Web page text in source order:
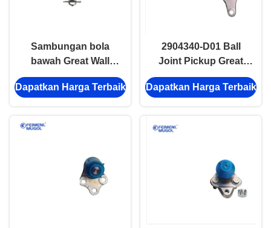
Sambungan bola
bawah Great Wall
Hover & Wingle Asli,
Kualitas OEM
Dapatkan Harga Terbaik
2904340-D01 Ball
Joint Pickup Great
Wall Kualitas
Premium, Dibuat
Dapatkan Harga Terbaik